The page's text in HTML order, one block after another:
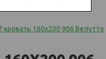
кровать 160х200 906 Велутто